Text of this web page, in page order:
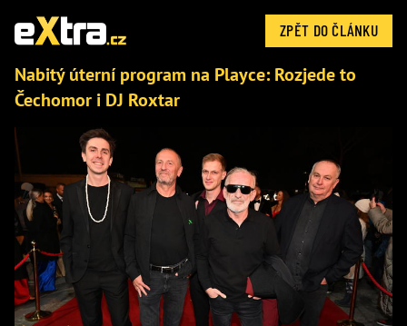
ZPĚT DO ČLÁNKU
Nabitý úterní program na Playce: Rozjede to
Čechomor i DJ Roxtar